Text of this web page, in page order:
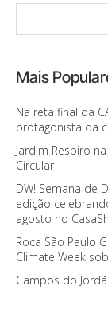
Mais
Na reta final da
protagonista da
Jardim Respiro
Circular
DW! Semana de
edição
agosto no
Roca São Paulo
Climate Week
Campos do